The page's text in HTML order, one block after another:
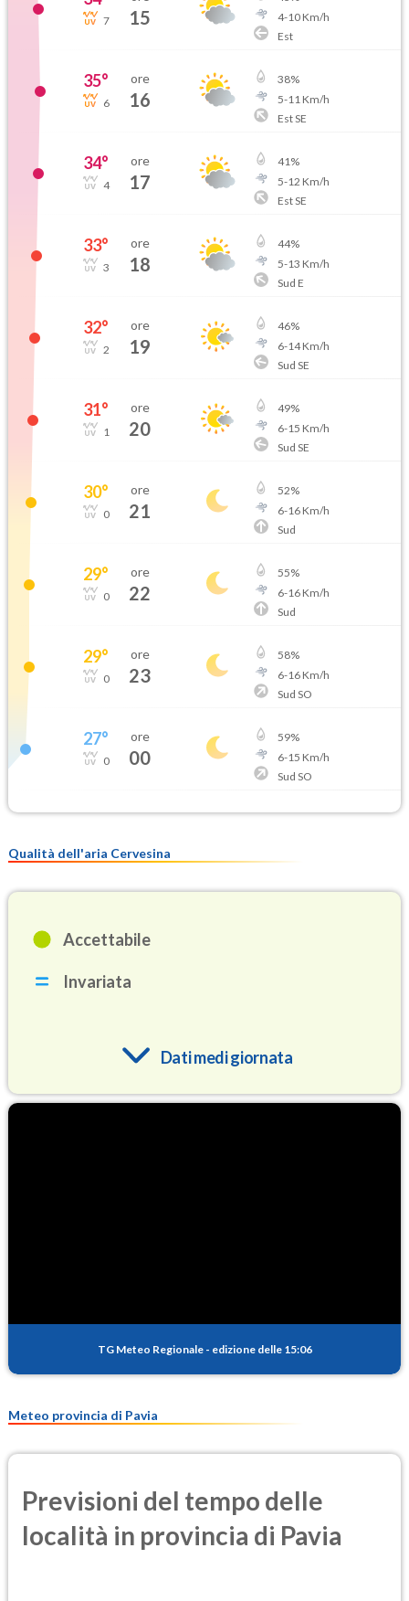
7 15
4-10Km/h
Est
35°
6
ore
16
38%
5-11 Km/h
Est SE
34°
4
ore
17
41%
5-12 Km/h
Est SE
33°
3
ore
18
44%
5-13 Km/h
Sud E
32°
2
ore
19
46%
6-14Km/h
Sud SE
31°
1
ore
20
49%
6-15 Km/h
Sud SE
30°
0
ore
21
52%
6-16Km/h
Sud
29°
0
ore
22
55%
6-16Km/h
Sud
29°
0
ore
23
58%
6-16Km/h
Sud SO
27°
0
ore
00
59%
6-15 Km/h
Sud SO
Qualità dell'aria Cervesina
Accettabile
Invariata
Dati medi giornata
PM25
TG Meteo Regionale - edizione delle 15:06
Meteo provincia di Pavia
Previsioni del tempo delle
località in provincia di Pavia